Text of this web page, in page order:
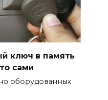
ключ в память
сами
оборудованных